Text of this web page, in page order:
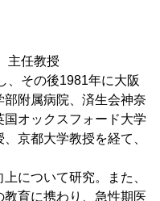
主任教授
、その後1981年に大阪
附属病院、済生会神奈
オックスフォード大学
京都大学教授を経て、
について研究。また、
育に携わり、急性期医